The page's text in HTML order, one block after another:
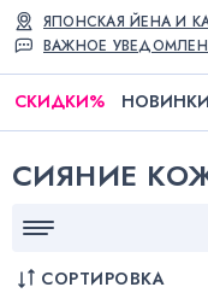
ВАЖНОЕ
ЯПОНСКАЯ ЙЕНА И
СКИДКИ% НОВИНКИ
СИЯНИЕ
СОРТИРОВКА